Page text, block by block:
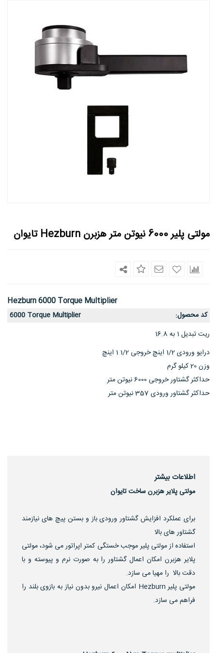
مولتی پلیر 6000 نیوتن متر هزبرن Hezburn تایوان
Hezburn 6000 Torque Multiplier
کد محصول:
6000 Torque Multiplier
ریت تبدیل 1 به 16.8
درایو ورودی 1/2 اینچ خروجی 1/2 1 اینچ
وزن 20 کیلو گرم
حداکثر گشتاور خروجی 6000 نیوتن متر
حداکثر گشتاور ورودی 357 نیوتن متر
اطلاعات بیشتر
مولتی پلایر هزبرن ساخت تایوان
برای عملکرد افزایش گشتاور ورودی باز و بستن پیچ های نیازمند
گشتاور های بالا
استفاده از مولتی پلیر موجب خستگی کمتر اپراتور می شود، مولتی
پلایر هزبرن امکان اعمال گشتاور را به صورت نرم و پیوسته و با
دقت بالا را مهیا می سازد.
مولتی پلیر Hezburn امکان اعمال نیرو بدون نیاز به بازوی بلند را
فراهم می سازد.